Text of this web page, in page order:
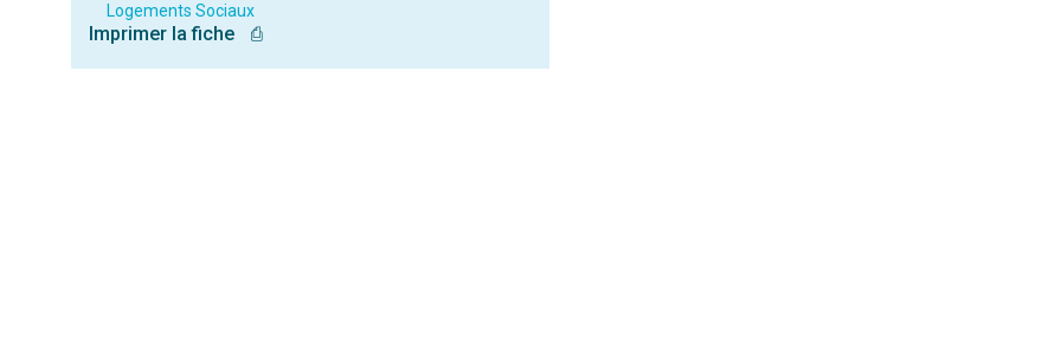
Logements Sociaux
Imprimer la fiche ⎙